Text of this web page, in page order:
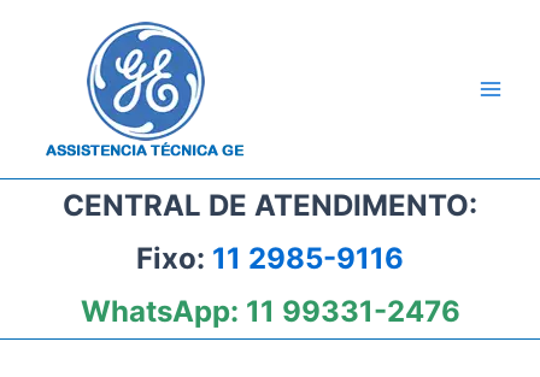
CENTRAL DE ATENDIMENTO:
Fixo: 11 2985-9116
WhatsApp: 11 99331-2476